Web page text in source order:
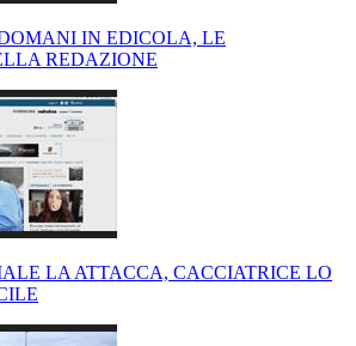
IN EDICOLA, LE
REDAZIONE
LA ATTACCA, CACCIATRICE LO